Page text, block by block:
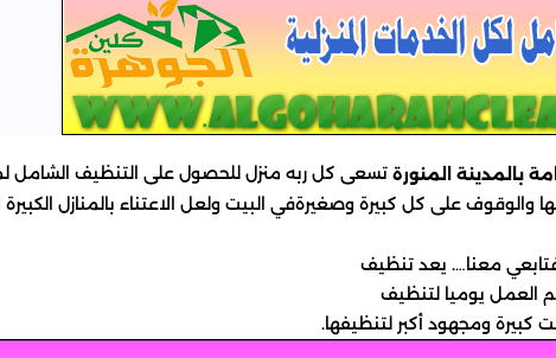
بالمدينة المنورة تسعى كل ربه منزل للحصول على التنظيف الشامل
والوقوف على كل كبيرة وصغيرةفي البيت ولعل الاعتناء بالمنازل
معنا…. يعد تنظيف
العمل يوميا لتنظيف
كبيرة ومجهود أكبر لتنظيفها.